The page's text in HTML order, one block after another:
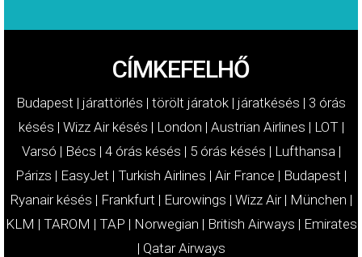
CÍMKEFELHŐ
Budapest | járattörlés | törölt járatok | járatkésés | 3 órás
késés | Wizz Air késés | London | Austrian Airlines | LOT|
Varsó | Bécs | 4 órás késés | 5 órás késés | Lufthansa |
Párizs | EasyJet | Turkish Airlines | Air France | Budapest |
Ryanair késés | Frankfurt | Eurowings | Wizz Air| München |
KLM | TAROM | TAP | Norwegian | British Airways | Emirates
| Qatar Airways